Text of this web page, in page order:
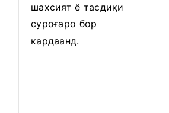
шахсият ё тасдиқи
суроғаро бор
кардаанд.